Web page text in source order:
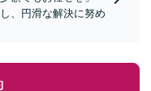
、円滑な解決に努め